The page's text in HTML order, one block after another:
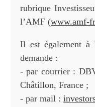
rubrique
l’AMF (www.amf-
Il est également à
demande :
- par courrier :
Châtillon, France ;
- par mail :